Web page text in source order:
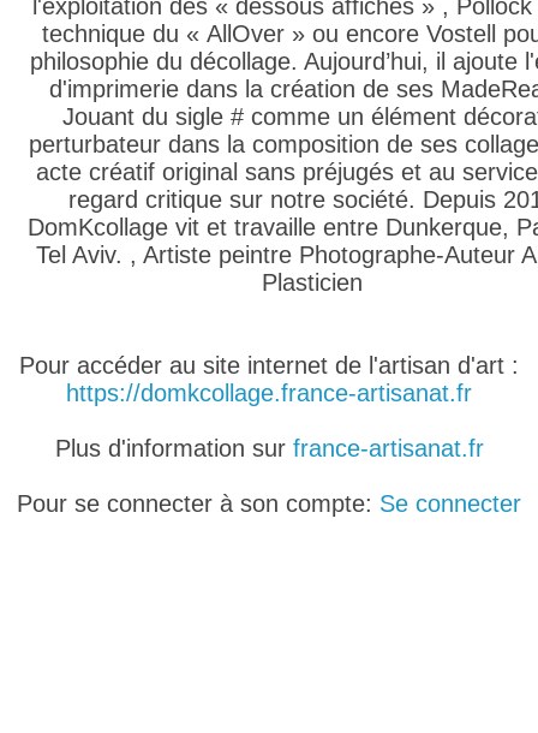
l'exploitation des « dessous affiches » ,
technique du « AllOver » ou encore Vostell
philosophie du décollage. Aujourd’hui, il ajoute
d'imprimerie dans la création de ses
Jouant du sigle # comme un élément
perturbateur dans la composition de ses
acte créatif original sans préjugés et au
regard critique sur notre société. Depuis
DomKcollage vit et travaille entre Dunkerque,
Tel Aviv. , Artiste peintre Photographe-Auteur
Plasticien
Pour accéder au site internet de l'artisan d'art :
https://domkcollage.france-artisanat.fr
Plus d'information sur france-artisanat.fr
Pour se connecter à son compte: Se connecter